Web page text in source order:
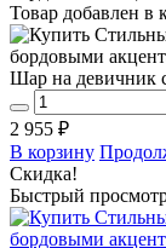
Товар добавлен в
Шар на девичник
2 955 ₽
В корзину
Скидка!
Быстрый